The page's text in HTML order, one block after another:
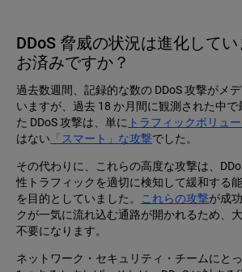
DDoS 脅威の状況は進化して
お済みですか？
過去数週間、記録的な数の DDoS 攻撃がメ
いますが、過去 18 か月間に観測された中で
た DDoS 攻撃は、単に トラフィックボリュ
はない 「スマート」な攻撃でした。
その代わりに、これらの高度な攻撃は、
性トラフィックを適切に検知して緩和する
を目的としていました。
これらの攻撃が成
クが一気に流れ込む通路が開かれるため、
不要になります。
ネットワーク・セキュリティ・チームにと